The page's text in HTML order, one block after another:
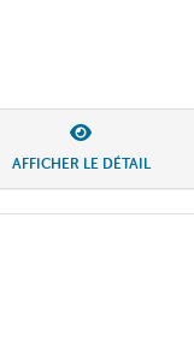
AFFICHER LE DÉTAIL